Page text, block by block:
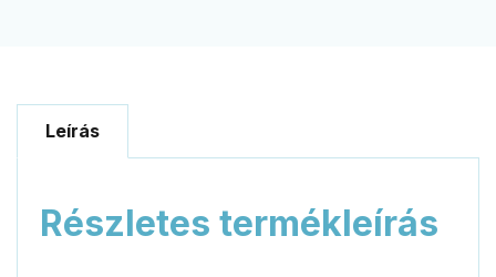
Leírás
Részletes termékleírás